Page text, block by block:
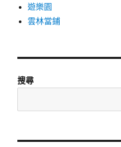
遊樂園
雲林當鋪
搜尋